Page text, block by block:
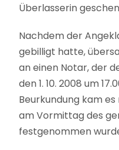
Überlasserin
Nachdem der
gebilligt hatte,
an einen Notar, der
den 1. 10. 2008 um
Beurkundung kam
am Vormittag des
festgenommen